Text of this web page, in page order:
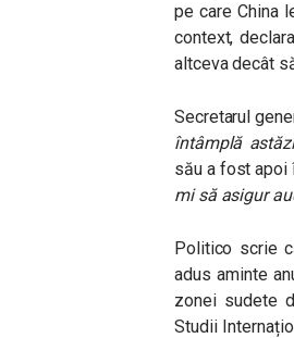
pe care China
context,
altceva decât
Secretarul
întâmplă
său a fost apoi
mi să asigur
Politico scrie
adus aminte
zonei sudete
Studii